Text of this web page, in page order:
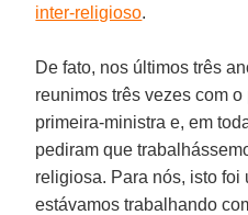
inter-religioso.
De fato, nos últimos três
reunimos três vezes com
primeira-ministra e, em
pediram que
religiosa. Para nós, isto foi
estávamos trabalhando